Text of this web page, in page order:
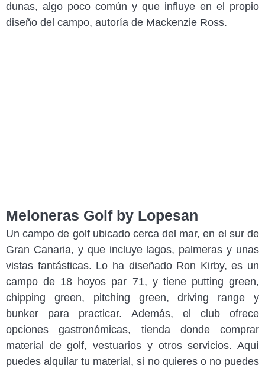
dunas, algo poco común y que influye en el propio
diseño del campo, autoría de Mackenzie Ross.
Meloneras Golf by Lopesan
Un campo de golf ubicado cerca del mar, en el sur de
Gran Canaria, y que incluye lagos, palmeras y unas
vistas fantásticas. Lo ha diseñado Ron Kirby, es un
campo de 18 hoyos par 71, y tiene putting green,
chipping green, pitching green, driving range y
bunker para practicar. Además, el club ofrece
opciones gastronómicas, tienda donde comprar
material de golf, vestuarios y otros servicios. Aquí
puedes alquilar tu material, si no quieres o no puedes